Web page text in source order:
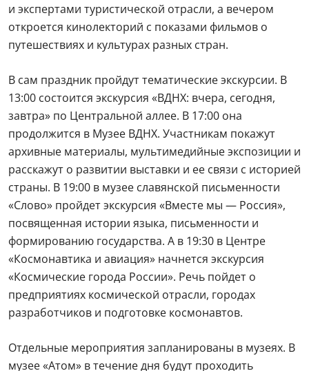
и экспертами туристической отрасли, а вечером
откроется кинолекторий с показами фильмов о
путешествиях и культурах разных стран.
В сам праздник пройдут тематические экскурсии. В
13:00 состоится экскурсия «ВДНХ: вчера, сегодня,
завтра» по Центральной аллее. В 17:00 она
продолжится в Музее ВДНХ. Участникам покажут
архивные материалы, мультимедийные экспозиции и
расскажут о развитии выставки и ее связи с историей
страны. В 19:00 в музее славянской письменности
«Слово» пройдет экскурсия «Вместе мы — Россия»,
посвященная истории языка, письменности и
формированию государства. А в 19:30 в Центре
«Космонавтика и авиация» начнется экскурсия
«Космические города России». Речь пойдет о
предприятиях космической отрасли, городах
разработчиков и подготовке космонавтов.
Отдельные мероприятия запланированы в музеях. В
музее «Атом» в течение дня будут проходить